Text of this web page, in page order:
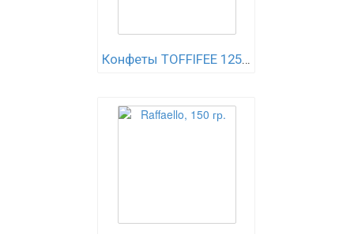
Конфеты TOFFIFEE 125 гр.